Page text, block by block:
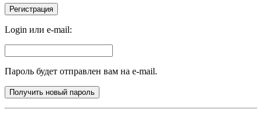
Login или e-mail:
Пароль будет отправлен вам на e-mail.